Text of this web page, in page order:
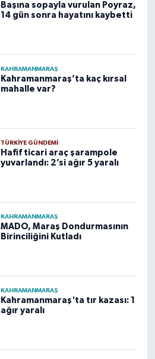
Başına sopayla vurulan Poyraz,
14 gün sonra hayatını kaybetti
KAHRAMANMARAŞ
Kahramanmaraş’ta kaç kırsal
mahalle var?
TÜRKIYE GÜNDEMI
Hafif ticari araç şarampole
yuvarlandı: 2’si ağır 5 yaralı
KAHRAMANMARAŞ
MADO, Maraş Dondurmasının
Birinciliğini Kutladı
KAHRAMANMARAŞ
Kahramanmaraş'ta tır kazası: 1
ağır yaralı